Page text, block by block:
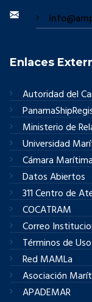
Enlaces
Autoridad del
Ministerio de
Universidad
Cámara
Datos Abiertos
311 Centro de
COCATRAM
Correo
Términos de Uso
Red MAMLa
Asociación
APADEMAR